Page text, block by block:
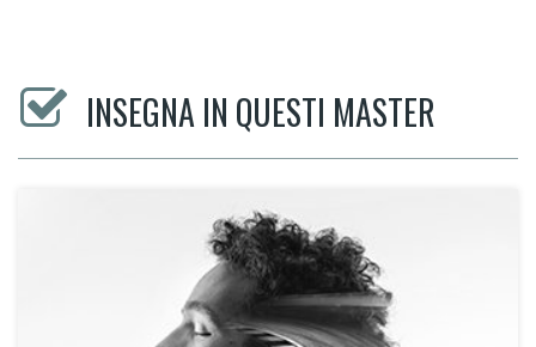
INSEGNA IN QUESTI MASTER